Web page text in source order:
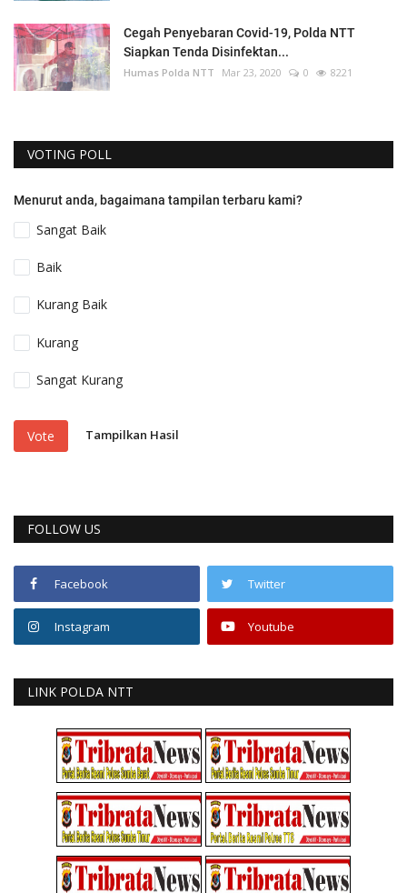
Cegah Penyebaran Covid-19, Polda NTT
Siapkan Tenda Disinfektan...
Humas Polda NTT Mar 23, 2020 0 8221
VOTING POLL
Menurut anda, bagaimana tampilan terbaru kami?
Sangat Baik
Baik
Kurang Baik
Kurang
Sangat Kurang
Vote Tampilkan Hasil
FOLLOW US
Facebook Twitter
Instagram Youtube
LINK POLDA NTT